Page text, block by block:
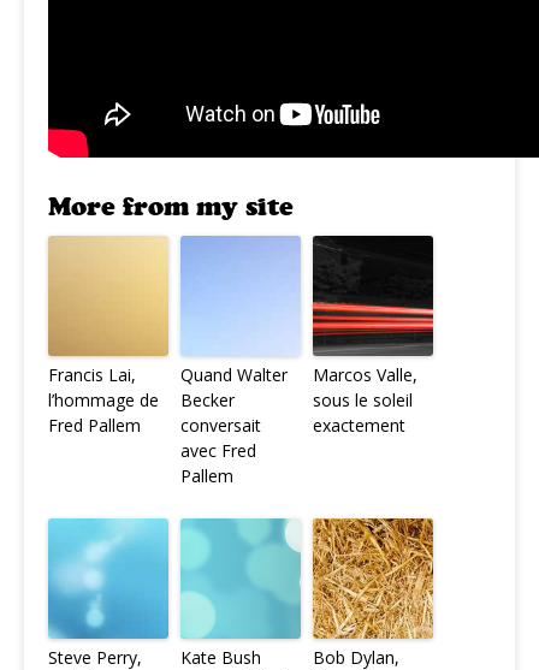
More from my site
Francis Lai,
l’hommage de
Fred Pallem
Quand Walter
Becker
conversait
avec Fred
Pallem
Marcos Valle,
sous le soleil
exactement
Steve Perry,
Kate Bush
Bob Dylan,